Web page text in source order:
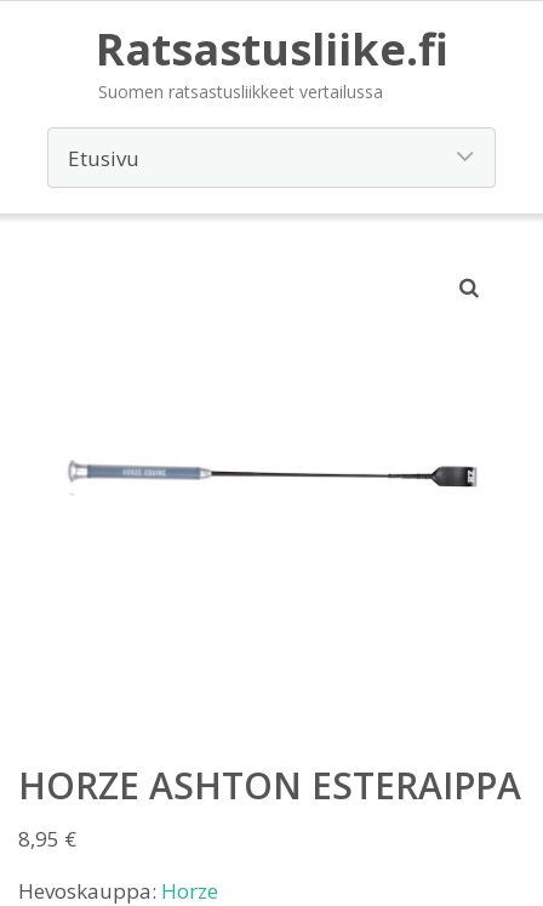
Ratsastusliike.fi
Suomen ratsastusliikkeet vertailussa
HORZE ASHTON ESTERAIPPA
8,95 €
Hevoskauppa: Horze